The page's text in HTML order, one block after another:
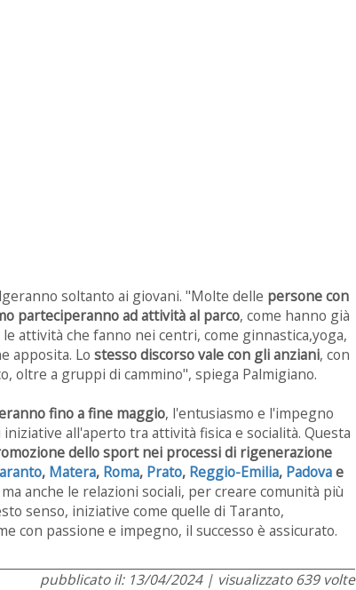
soltanto ai giovani. "Molte delle persone con
parteciperanno ad attività al parco, come hanno già
attività che fanno nei centri, come ginnastica,yoga,
apposita. Lo stesso discorso vale con gli anziani, con
oltre a gruppi di cammino", spiega Palmigiano.
fino a fine maggio, l'entusiasmo e l'impegno
all'aperto tra attività fisica e socialità. Questa
dello sport nei processi di rigenerazione
, Matera, Roma, Prato, Reggio-Emilia, Padovae
anche le relazioni sociali, per creare comunità più
senso, iniziative come quelle di Taranto,
con passione e impegno, il successo è assicurato.
pubblicato il: 13/04/2024 | visualizzato 639 volte